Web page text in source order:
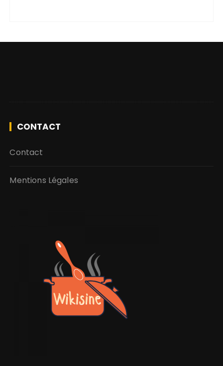
CONTACT
Contact
Mentions Légales